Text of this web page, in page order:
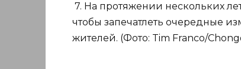
7. На протяжении нескольких
чтобы запечатлеть очередные
жителей. (Фото: Tim Franco/